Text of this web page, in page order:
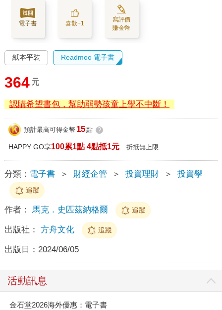
電子書 喜歡+1
寫評價
賺金幣
紙本平裝 Readmoo 電子書
364 元
認購希望書包，幫助弱勢孩童上學不中斷！
預計最高可得金幣 15點 ?
HAPPY GO享100累1點 4點抵1元 折抵無上限
分類： 電子書 ＞ 財經企管 ＞ 投資理財 ＞ 投資學
追蹤
作者： 馬克．史匹茲納格爾 追蹤
出版社： 方舟文化 追蹤
出版日： 2024/06/05
活動訊息
金石堂2026海外優惠：電子書